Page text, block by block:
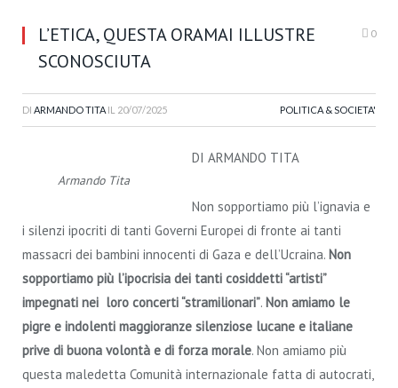
L’ETICA, QUESTA ORAMAI ILLUSTRE
SCONOSCIUTA
0
DI ARMANDO TITA IL 20/07/2025 POLITICA & SOCIETA'
Armando Tita
DI ARMANDO TITA
Non sopportiamo più l’ignavia e
i silenzi ipocriti di tanti Governi Europei di fronte ai tanti
massacri dei bambini innocenti di Gaza e dell’Ucraina. Non
sopportiamo più l’ipocrisia dei tanti cosiddetti “artisti”
impegnati nei loro concerti “stramilionari”. Non amiamo le
pigre e indolenti maggioranze silenziose lucane e italiane
prive di buona volontà e di forza morale. Non amiamo più
questa maledetta Comunità internazionale fatta di autocrati,